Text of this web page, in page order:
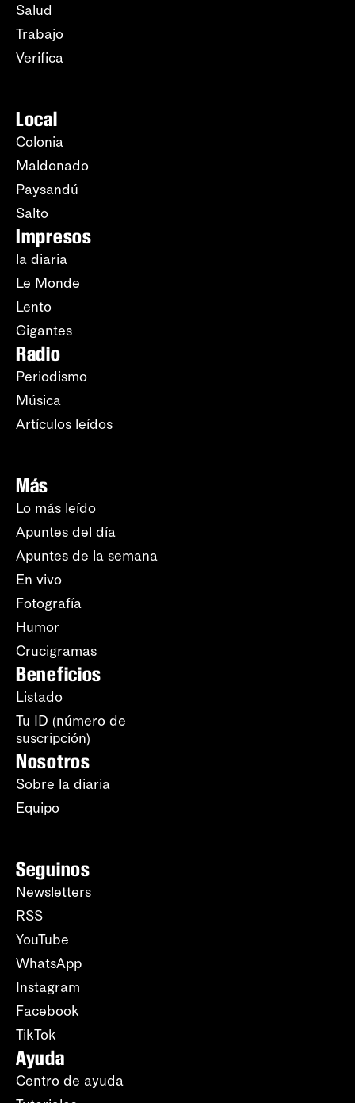
Salud
Trabajo
Verifica
Local
Colonia
Maldonado
Paysandú
Salto
Impresos
la diaria
Le Monde
Lento
Gigantes
Radio
Periodismo
Música
Artículos leídos
Más
Lo más leído
Apuntes del día
Apuntes de la semana
En vivo
Fotografía
Humor
Crucigramas
Beneficios
Listado
Tu ID (número de
suscripción)
Nosotros
Sobre la diaria
Equipo
Seguinos
Newsletters
RSS
YouTube
WhatsApp
Instagram
Facebook
TikTok
Ayuda
Centro de ayuda